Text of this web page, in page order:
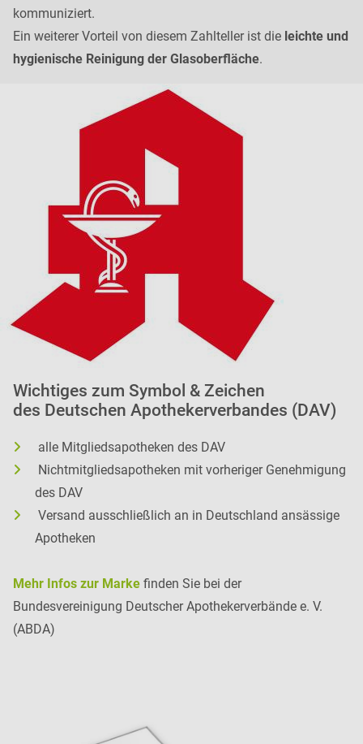
kommuniziert.
Ein weiterer Vorteil von diesem Zahlteller ist die leichte und
hygienische Reinigung der Glasoberfläche.
Wichtiges zum Symbol & Zeichen
des Deutschen Apothekerverbandes (DAV)
alle Mitgliedsapotheken des DAV
Nichtmitgliedsapotheken mit vorheriger Genehmigung
des DAV
Versand ausschließlich an in Deutschland ansässige
Apotheken
Mehr Infos zur Marke finden Sie bei der
Bundesvereinigung Deutscher Apothekerverbände e. V.
(ABDA)